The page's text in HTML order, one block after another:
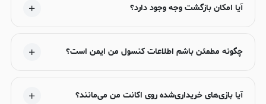
آیا امکان بازگشت وجه وجود دارد؟
چگونه مطمئن باشم اطلاعات کنسول من ایمن است؟
آیا بازی‌های خریداری‌شده روی اکانت من می‌مانند؟